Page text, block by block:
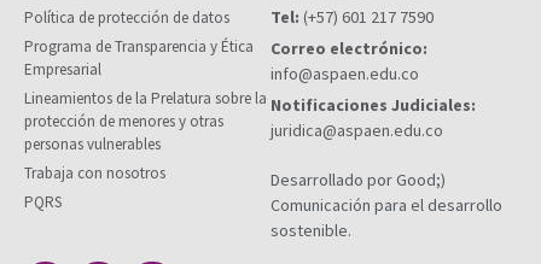
Política de protección de datos
Programa de Transparencia y Ética
Empresarial
Lineamientos de la Prelatura sobre la
protección de menores y otras
personas vulnerables
Trabaja con nosotros
PQRS
Tel: (+57) 601 217 7590
Correo electrónico:
info@aspaen.edu.co
Notificaciones Judiciales:
juridica@aspaen.edu.co
Desarrollado por Good;)
Comunicación para el desarrollo
sostenible.